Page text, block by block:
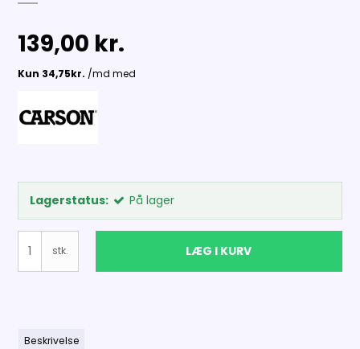
139,00 kr.
Lagerstatus: På lager
stk. LÆG I KURV
Beskrivelse